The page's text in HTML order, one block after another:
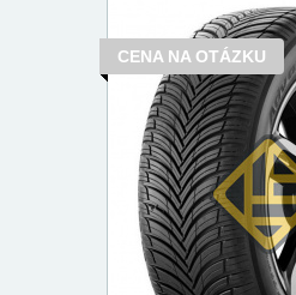
CENA NA OTÁZKU